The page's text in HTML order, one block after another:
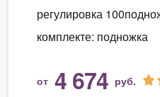
регулировка
комплекте: подножка
от 4 674 руб.